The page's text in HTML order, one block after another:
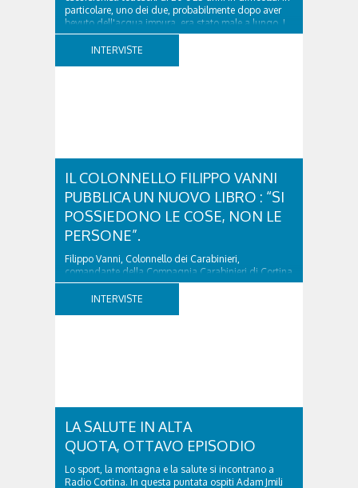
particolare, uno dei due, probabilmente dopo aver
bevuto dell'acqua impura, era stato male a lungo. I
due ragazzi, che avevano passato...
INTERVISTE
IL COLONNELLO FILIPPO VANNI
PUBBLICA UN NUOVO LIBRO : “SI
POSSIEDONO LE COSE, NON LE
PERSONE”.
Filippo Vanni, Colonnello dei Carabinieri,
comandante della Compagnia Carabinieri di Cortina
d’Ampezzo sino al 2010, esperto di legislazione
nazionale ed europea, è l’ideatore del progetto di
INTERVISTE
LA SALUTE IN ALTA
QUOTA, OTTAVO EPISODIO
Lo sport, la montagna e la salute si incontrano a
Radio Cortina. In questa puntata ospiti Adam Jmili